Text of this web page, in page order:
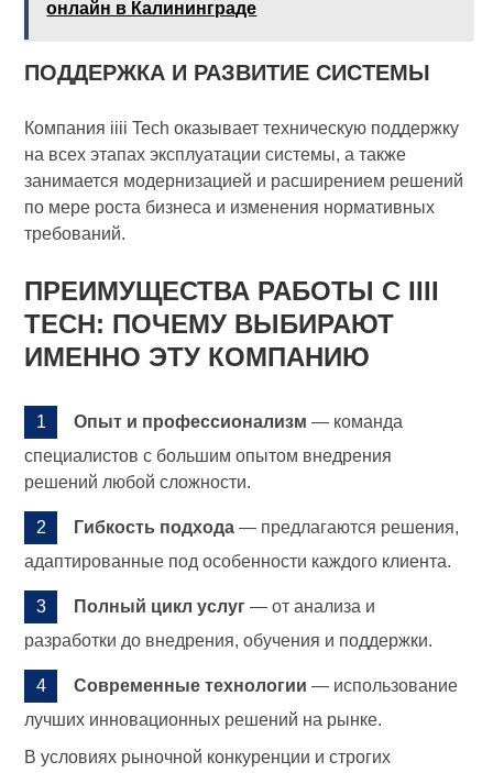
онлайн в Калининграде
ПОДДЕРЖКА И РАЗВИТИЕ СИСТЕМЫ
Компания iiii Tech оказывает техническую поддержку
на всех этапах эксплуатации системы, а также
занимается модернизацией и расширением решений
по мере роста бизнеса и изменения нормативных
требований.
ПРЕИМУЩЕСТВА РАБОТЫ С IIII
TECH: ПОЧЕМУ ВЫБИРАЮТ
ИМЕННО ЭТУ КОМПАНИЮ
Опыт и профессионализм — команда
специалистов с большим опытом внедрения
решений любой сложности.
Гибкость подхода — предлагаются решения,
адаптированные под особенности каждого клиента.
Полный цикл услуг — от анализа и
разработки до внедрения, обучения и поддержки.
Современные технологии — использование
лучших инновационных решений на рынке.
В условиях рыночной конкуренции и строгих